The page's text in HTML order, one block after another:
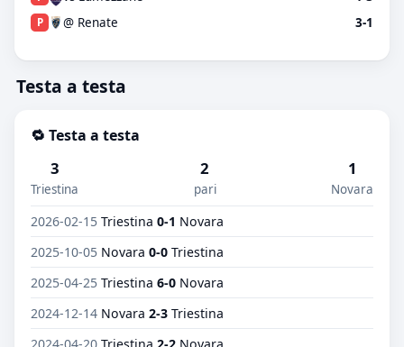
P @ Renate 3-1
Testa a testa
🔁 Testa a testa
3
Triestina
2
pari
1
Novara
2026-02-15 Triestina 0-1 Novara
2025-10-05 Novara 0-0 Triestina
2025-04-25 Triestina 6-0 Novara
2024-12-14 Novara 2-3 Triestina
2024-04-20 Triestina 2-2 Novara